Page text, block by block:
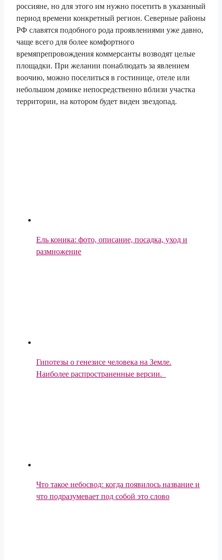
россияне, но для этого им нужно посетить в указанный
период времени конкретный регион. Северные районы
РФ славятся подобного рода проявлениями уже давно,
чаще всего для более комфортного
времяпрепровождения коммерсанты возводят целые
площадки. При желании понаблюдать за явлением
воочию, можно поселиться в гостинице, отеле или
небольшом домике непосредственно вблизи участка
территории, на котором будет виден звездопад.
Ель коника: фото, описание, посадка, уход и
размножение
Гипотезы о генезисе человека на Земле.
Наиболее распространенные версии.
Что такое небосвод: когда появилось название и
что подразумевает под собой это слово